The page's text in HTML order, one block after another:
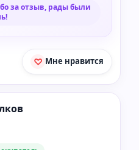
за отзыв, рады были
Мне нравится